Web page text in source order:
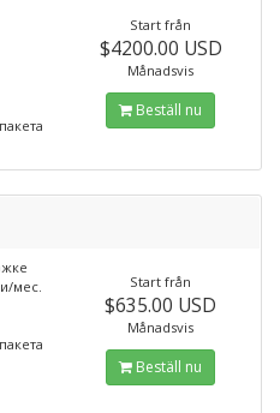
Start från
$4200.00 USD
Månadsvis
Beställ nu
мес.
Start från
$635.00 USD
Månadsvis
Beställ nu